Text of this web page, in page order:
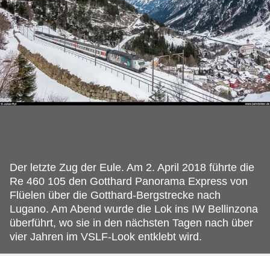
Der letzte Zug der Eule. Am 2. April 2018 führte die
Re 460 105 den Gotthard Panorama Express von
Flüelen über die Gotthard-Bergstrecke nach
Lugano. Am Abend wurde die Lok ins IW Bellinzona
überführt, wo sie in den nächsten Tagen nach über
vier Jahren im VSLF-Look entklebt wird.